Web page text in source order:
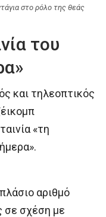
στο ρόλο της θεάς
του
και τηλεοπτικός
«τη
αριθμό
σε σχέση με